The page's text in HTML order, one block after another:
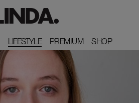
LIFESTYLE PREMIUM
PREMIUM SHOP
SHOP